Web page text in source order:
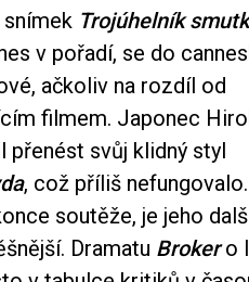
snímek Trojúhelník
v pořadí, se do
ačkoliv na rozdíl od
filmem. Japonec
přenést svůj klidný styl
, což příliš
soutěže, je jeho
Dramatu Brokero